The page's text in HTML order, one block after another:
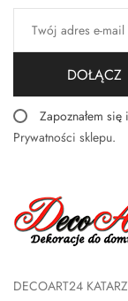
DOŁĄCZ
Zapoznałem
Prywatności sklepu.
DECOART24